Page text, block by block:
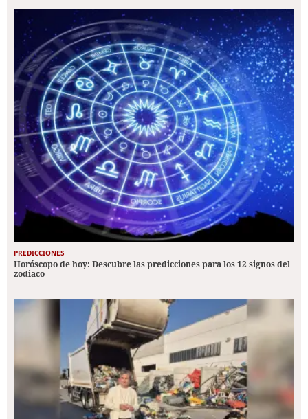
PREDICCIONES
Horóscopo de hoy: Descubre las predicciones para los 12 signos del
zodiaco